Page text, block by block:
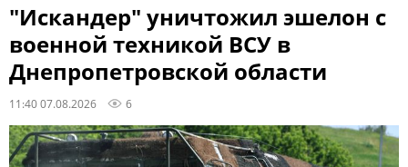
"Искандер" уничтожил эшелон с
военной техникой ВСУ в
Днепропетровской области
11:40 07.08.2026 6